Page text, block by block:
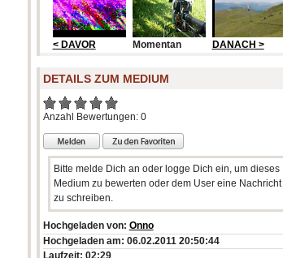
< DAVOR Momentan DANACH >
DETAILS ZUM MEDIUM
Anzahl Bewertungen: 0
Bitte melde Dich an oder logge Dich ein, um dieses
Medium zu bewerten oder dem User eine Nachricht
zu schreiben.
Hochgeladen von: Onno
Hochgeladen am: 06.02.2011 20:50:44
Laufzeit: 02:29